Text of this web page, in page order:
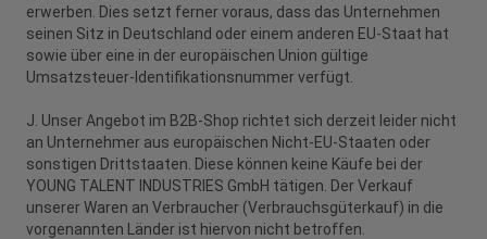
erwerben. Dies setzt ferner voraus, dass das Unternehmen
seinen Sitz in Deutschland oder einem anderen EU-Staat hat
sowie über eine in der europäischen Union gültige
Umsatzsteuer-Identifikationsnummer verfügt.
J. Unser Angebot im B2B-Shop richtet sich derzeit leider nicht
an Unternehmer aus europäischen Nicht-EU-Staaten oder
sonstigen Drittstaaten. Diese können keine Käufe bei der
YOUNG TALENT INDUSTRIES GmbH tätigen. Der Verkauf
unserer Waren an Verbraucher (Verbrauchsgüterkauf) in die
vorgenannten Länder ist hiervon nicht betroffen.